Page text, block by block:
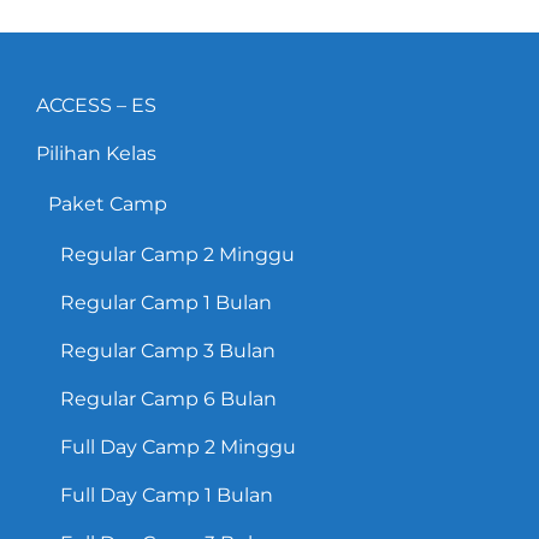
ACCESS – ES
Pilihan Kelas
Paket Camp
Regular Camp 2 Minggu
Regular Camp 1 Bulan
Regular Camp 3 Bulan
Regular Camp 6 Bulan
Full Day Camp 2 Minggu
Full Day Camp 1 Bulan